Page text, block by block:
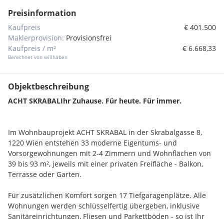
Preisinformation
Kaufpreis
€ 401.500
Maklerprovision: Provisionsfrei
Kaufpreis / m²
Berechnet von willhaben
€ 6.668,33
Objektbeschreibung
ACHT SKRABALIhr Zuhause. Für heute. Für immer.
Im Wohnbauprojekt ACHT SKRABAL in der Skrabalgasse 8,
1220 Wien entstehen 33 moderne Eigentums- und
Vorsorgewohnungen mit 2-4 Zimmern und Wohnflächen von
39 bis 93 m², jeweils mit einer privaten Freifläche - Balkon,
Terrasse oder Garten.
Für zusätzlichen Komfort sorgen 17 Tiefgaragenplätze. Alle
Wohnungen werden schlüsselfertig übergeben, inklusive
Sanitäreinrichtungen, Fliesen und Parkettböden - so ist Ihr